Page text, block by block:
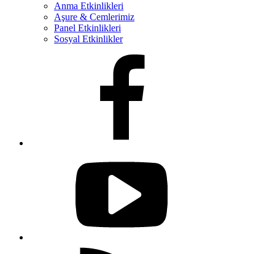
Anma Etkinlikleri
Aşure & Cemlerimiz
Panel Etkinlikleri
Sosyal Etkinlikler